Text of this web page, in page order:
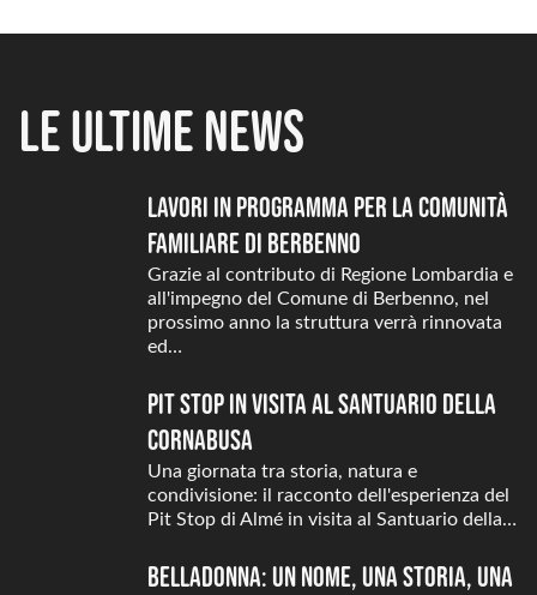
Le ultime news
Lavori in programma per la Comunità
Familiare di Berbenno
Grazie al contributo di Regione Lombardia e
all'impegno del Comune di Berbenno, nel
prossimo anno la struttura verrà rinnovata
ed…
Pit Stop in visita al Santuario della
Cornabusa
Una giornata tra storia, natura e
condivisione: il racconto dell'esperienza del
Pit Stop di Almé in visita al Santuario della…
Belladonna: un nome, una storia, una